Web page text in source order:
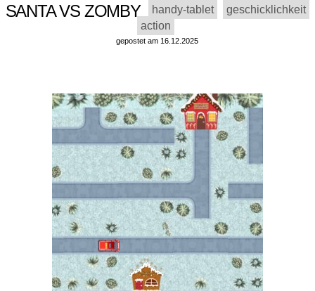
SANTA VS ZOMBY handy-tablet
geschicklichkeit
action
gepostet am 16.12.2025